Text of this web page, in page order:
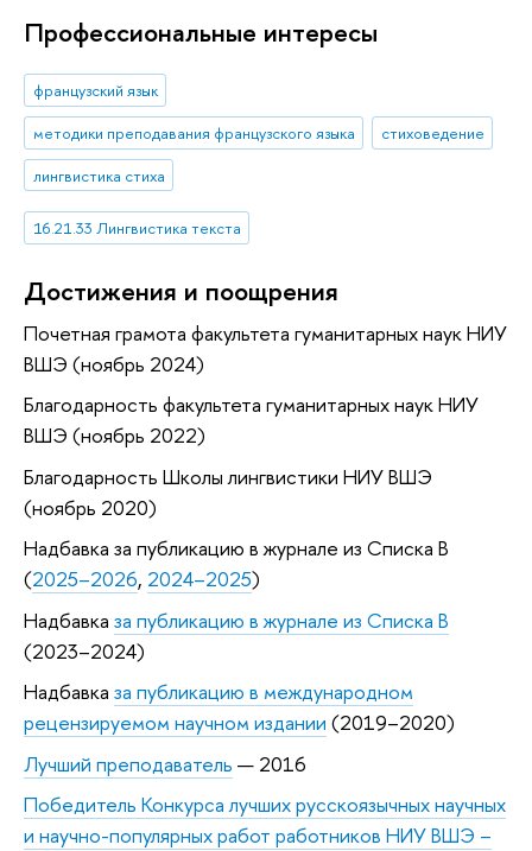
Профессиональные интересы
французский язык
методики преподавания французского языка
стиховедение
лингвистика стиха
16.21.33 Лингвистика текста
Достижения и поощрения
Почетная грамота факультета гуманитарных наук НИУ
ВШЭ (ноябрь 2024)
Благодарность факультета гуманитарных наук НИУ
ВШЭ (ноябрь 2022)
Благодарность Школы лингвистики НИУ ВШЭ
(ноябрь 2020)
Надбавка за публикацию в журнале из Списка B
(2025–2026, 2024–2025)
Надбавка за публикацию в журнале из Списка B
(2023–2024)
Надбавка за публикацию в международном
рецензируемом научном издании (2019–2020)
Лучший преподаватель — 2016
Победитель Конкурса лучших русскоязычных научных
и научно-популярных работ работников НИУ ВШЭ –